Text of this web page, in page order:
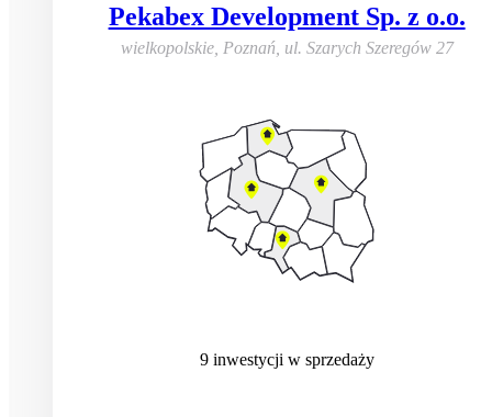
Pekabex Development Sp. z o.o.
wielkopolskie, Poznań, ul. Szarych Szeregów 27
9 inwestycji w sprzedaży